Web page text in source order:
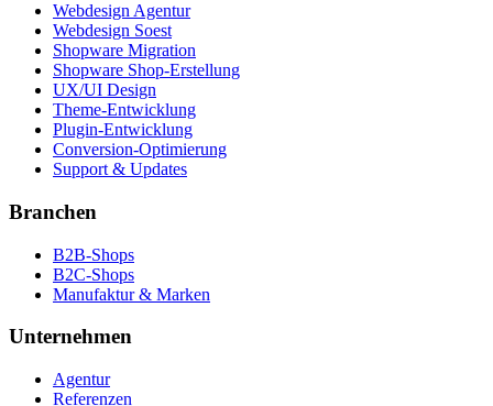
Webdesign Agentur
Webdesign Soest
Shopware Migration
Shopware Shop-Erstellung
UX/UI Design
Theme-Entwicklung
Plugin-Entwicklung
Conversion-Optimierung
Support & Updates
Branchen
B2B-Shops
B2C-Shops
Manufaktur & Marken
Unternehmen
Agentur
Referenzen